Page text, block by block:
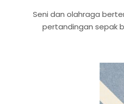
Seni dan olahraga
pertandingan sepak